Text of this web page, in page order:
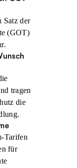
Satz der
(GOT)
tragen
die
Tarifen
für